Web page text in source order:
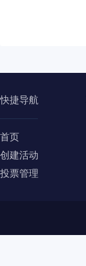
快捷导航
首页
创建活动
投票管理